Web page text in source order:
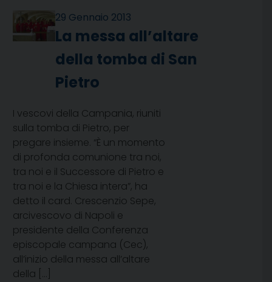
29 Gennaio 2013
La messa all’altare
della tomba di San
Pietro
I vescovi della Campania, riuniti
sulla tomba di Pietro, per
pregare insieme. “È un momento
di profonda comunione tra noi,
tra noi e il Successore di Pietro e
tra noi e la Chiesa intera”, ha
detto il card. Crescenzio Sepe,
arcivescovo di Napoli e
presidente della Conferenza
episcopale campana (Cec),
all’inizio della messa all’altare
della […]